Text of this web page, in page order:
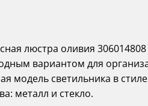
люстра оливия
вариантом для
модель светильника в
металл и стекло.